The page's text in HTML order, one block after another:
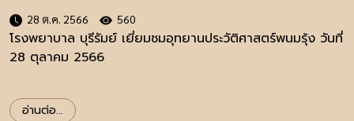
28 ต.ค. 2566 560
โรงพยาบาล บุรีรัมย์ เยี่ยมชมอุทยานประวัติศาสตร์พนมรุ้ง วันที่
28 ตุลาคม 2566
อ่านต่อ...